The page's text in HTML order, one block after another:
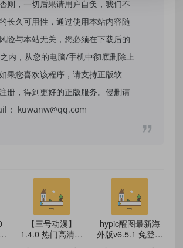
则，一切后果请用户自负，我们不
长久可用性，通过使用本站内容随
险与本站无关，您必须在下载后的
内，从您的电脑/手机中彻底删除上
果您喜欢该程序，请支持正版软
册，得到更好的正版服务。侵删请
： kuwanw@qq.com
【三号动漫】
1.4.0 热门高清番
hypic醒图最新海
外版v6.5.1 免登录